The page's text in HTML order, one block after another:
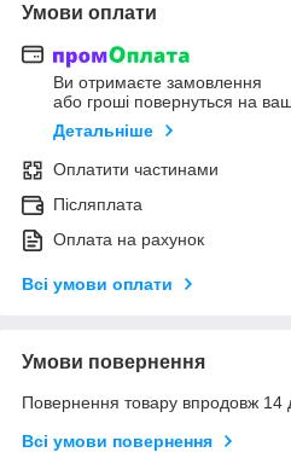
Умови оплати
Ви отримаєте замовлення
або гроші повернуться на
Детальніше
Оплатити частинами
Післяплата
Оплата на рахунок
Всі умови оплати
Умови повернення
Повернення товару впродовж 14
Всі умови повернення